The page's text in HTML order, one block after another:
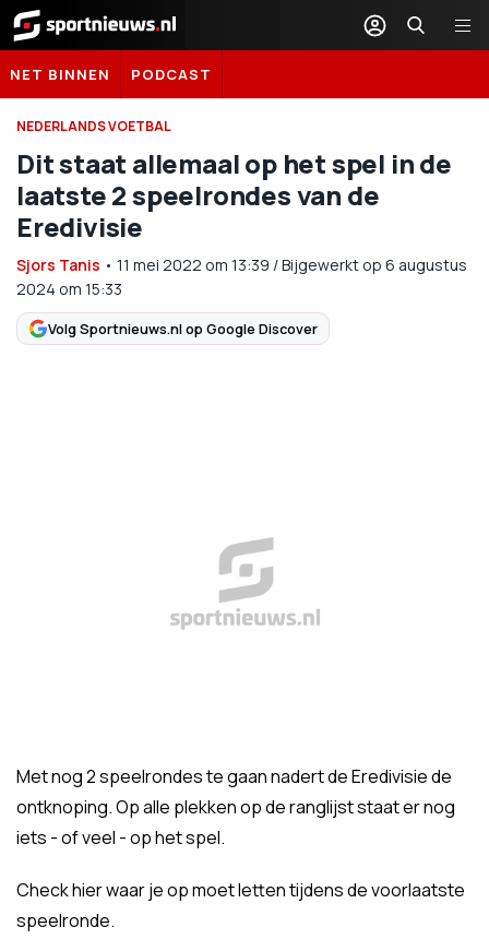
Sportnieuws.nl
NET BINNEN PODCAST
NEDERLANDS VOETBAL
Dit staat allemaal op het spel in de
laatste 2 speelrondes van de
Eredivisie
Sjors Tanis • 11 mei 2022 om 13:39 /Bijgewerkt op 6 augustus
2024 om 15:33
Volg Sportnieuws.nl op Google Discover
Met nog 2 speelrondes te gaan nadert de Eredivisie de
ontknoping. Op alle plekken op de ranglijst staat er nog
iets - of veel - op het spel.
Check hier waar je op moet letten tijdens de voorlaatste
speelronde.